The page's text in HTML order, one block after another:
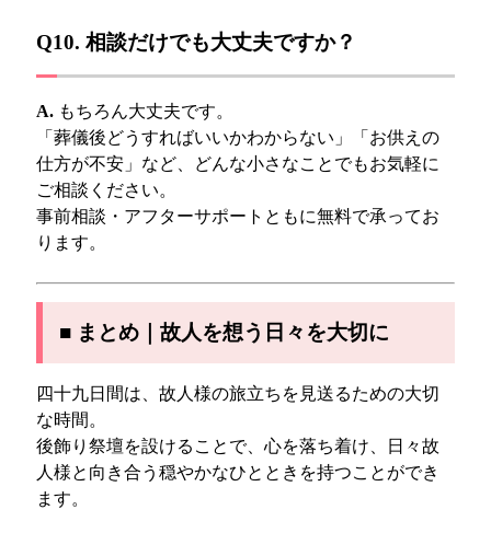
Q10. 相談だけでも大丈夫ですか？
A.もちろん大丈夫です。
「葬儀後どうすればいいかわからない」「お供えの
仕方が不安」など、どんな小さなことでもお気軽に
ご相談ください。
事前相談・アフターサポートともに無料で承ってお
ります。
■ まとめ｜故人を想う日々を大切に
四十九日間は、故人様の旅立ちを見送るための大切
な時間。
後飾り祭壇を設けることで、心を落ち着け、日々故
人様と向き合う穏やかなひとときを持つことができ
ます。